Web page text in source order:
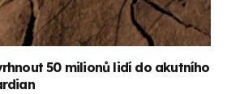
50 milionů lidí do akutního